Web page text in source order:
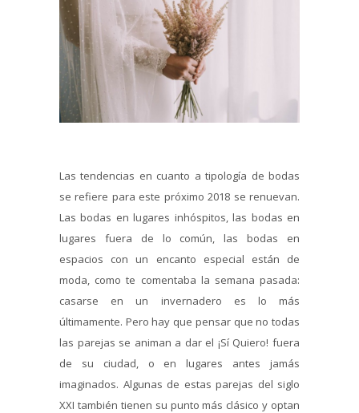
Las tendencias en cuanto a tipología de bodas
se refiere para este próximo 2018 se renuevan.
Las bodas en lugares inhóspitos, las bodas en
lugares fuera de lo común, las bodas en
espacios con un encanto especial están de
moda, como te comentaba la semana pasada:
casarse en un invernadero es lo más
últimamente. Pero hay que pensar que no todas
las parejas se animan a dar el ¡Sí Quiero! fuera
de su ciudad, o en lugares antes jamás
imaginados. Algunas de estas parejas del siglo
XXI también tienen su punto más clásico y optan